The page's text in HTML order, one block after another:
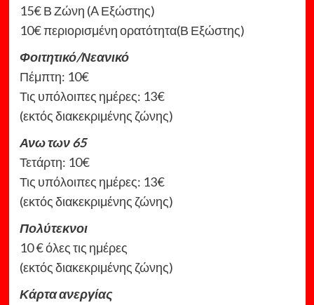
15€ Β Ζώνη (A Εξώστης)
10€ περιορισμένη ορατότητα(Β Εξώστης)
Φοιτητικό/Νεανικό
Πέμπτη: 10€
Τις υπόλοιπες ημέρες: 13€
(εκτός διακεκριμένης ζώνης)
Ανω των 65
Τετάρτη: 10€
Τις υπόλοιπες ημέρες: 13€
(εκτός διακεκριμένης ζώνης)
Πολύτεκνοι
10 € όλες τις ημέρες
(εκτός διακεκριμένης ζώνης)
Κάρτα ανεργίας